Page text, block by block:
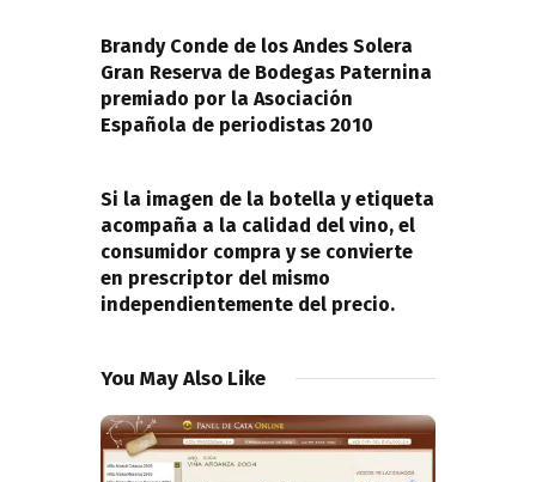
entradas
Brandy Conde de los Andes Solera
Gran Reserva de Bodegas Paternina
premiado por la Asociación
Española de periodistas 2010
Si la imagen de la botella y etiqueta
acompaña a la calidad del vino, el
consumidor compra y se convierte
en prescriptor del mismo
independientemente del precio.
You May Also Like